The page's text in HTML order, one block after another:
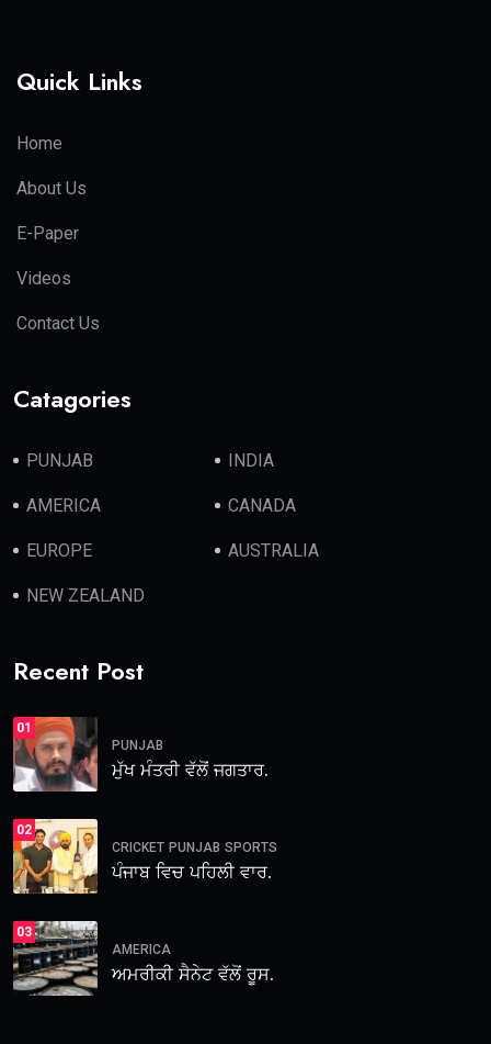
Quick Links
Home
About Us
E-Paper
Videos
Contact Us
Catagories
PUNJAB INDIA
AMERICA CANADA
EUROPE AUSTRALIA
NEW ZEALAND
Recent Post
01
PUNJAB
ਮੁੱਖ ਮੰਤਰੀ ਵੱਲੋਂ ਜਗਤਾਰ.
02
CRICKET PUNJAB SPORTS
ਪੰਜਾਬ ਵਿਚ ਪਹਿਲੀ ਵਾਰ.
03
AMERICA
ਅਮਰੀਕੀ ਸੈਨੇਟ ਵੱਲੋਂ ਰੂਸ.